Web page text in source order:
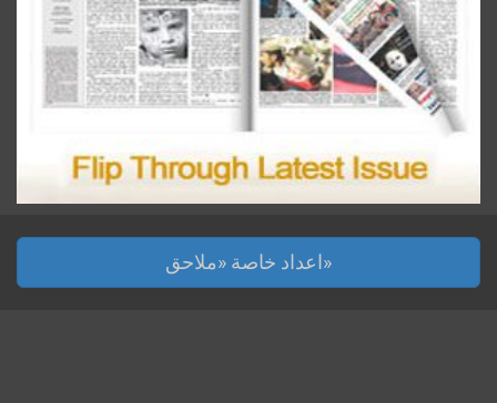
اعداد خاصة «ملاحق»